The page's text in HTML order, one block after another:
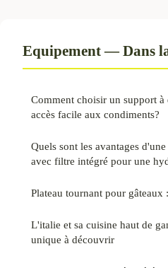
Equipement — Dans
Comment choisir un support
accès facile aux condiments?
Quels sont les avantages
avec filtre intégré pour une
Plateau tournant pour
L'italie et sa cuisine haut de
unique à découvrir